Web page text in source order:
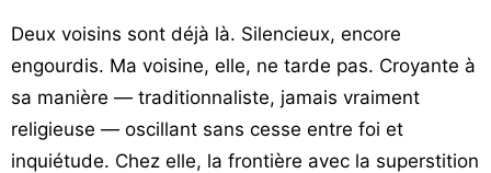
Deux voisins sont déjà là. Silencieux, encore
engourdis. Ma voisine, elle, ne tarde pas. Croyante à
sa manière — traditionnaliste, jamais vraiment
religieuse — oscillant sans cesse entre foi et
inquiétude. Chez elle, la frontière avec la superstition